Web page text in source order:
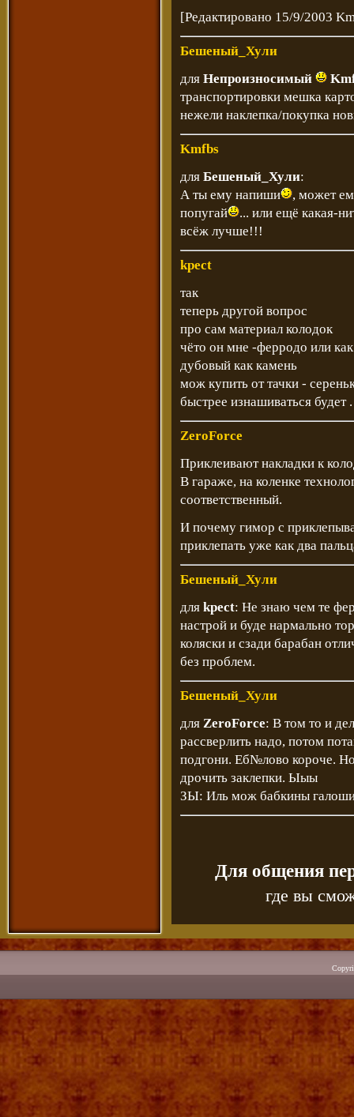
[Редактировано 15/9/2003
Бешеный_Хули
для Непроизносимый
транспортировки мешка
нежели наклепка/покупка
Kmfbs
для Бешеный_Хули:
А ты ему напиши
, может
попугай
... или ещё какая-
всёж лучше!!!
kpect
так
теперь другой вопрос
про сам материал колодок
чёто он мне -ферродо или
дубовый как камень
мож купить от тачки -
быстрее изнашиваться
ZeroForce
Приклеивают накладки к
В гараже, на коленке
соответственный.
И почему гимор с
приклепать уже как два
Бешеный_Хули
для kpect: Не знаю чем те
настрой и буде нармально
коляски и сзади барабан
без проблем.
Бешеный_Хули
для ZeroForce: В том то и
рассверлить надо, потом
подгони. Еб№лово короче.
дрочить заклепки. Ыыы
ЗЫ: Иль мож бабкины
Для общения
где вы